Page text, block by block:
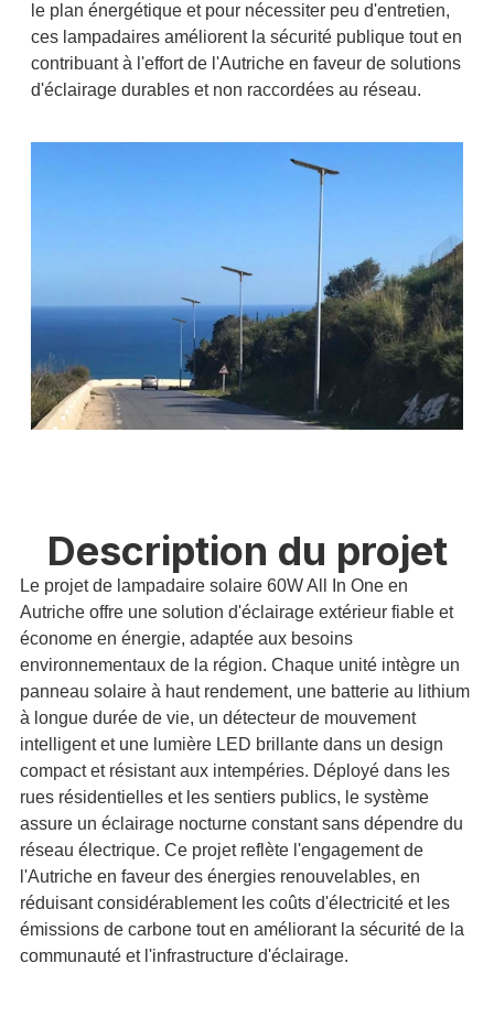
le plan énergétique et pour nécessiter peu d'entretien,
ces lampadaires améliorent la sécurité publique tout en
contribuant à l'effort de l'Autriche en faveur de solutions
d'éclairage durables et non raccordées au réseau.
Description du projet
Le projet de lampadaire solaire 60W All In One en
Autriche offre une solution d'éclairage extérieur fiable et
économe en énergie, adaptée aux besoins
environnementaux de la région. Chaque unité intègre un
panneau solaire à haut rendement, une batterie au lithium
à longue durée de vie, un détecteur de mouvement
intelligent et une lumière LED brillante dans un design
compact et résistant aux intempéries. Déployé dans les
rues résidentielles et les sentiers publics, le système
assure un éclairage nocturne constant sans dépendre du
réseau électrique. Ce projet reflète l'engagement de
l'Autriche en faveur des énergies renouvelables, en
réduisant considérablement les coûts d'électricité et les
émissions de carbone tout en améliorant la sécurité de la
communauté et l'infrastructure d'éclairage.